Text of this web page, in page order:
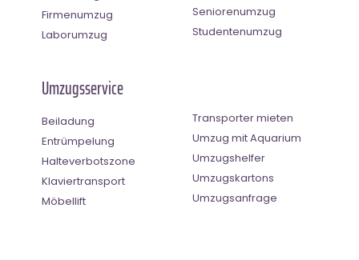
Firmenumzug
Laborumzug
Seniorenumzug
Studentenumzug
Umzugsservice
Beiladung
Entrümpelung
Halteverbotszone
Klaviertransport
Möbellift
Transporter mieten
Umzug mit Aquarium
Umzugshelfer
Umzugskartons
Umzugsanfrage